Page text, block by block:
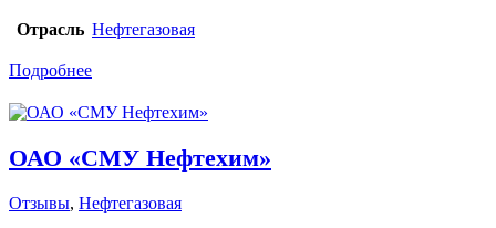
Отрасль Нефтегазовая
Подробнее
ОАО «СМУ Нефтехим»
Отзывы, Нефтегазовая